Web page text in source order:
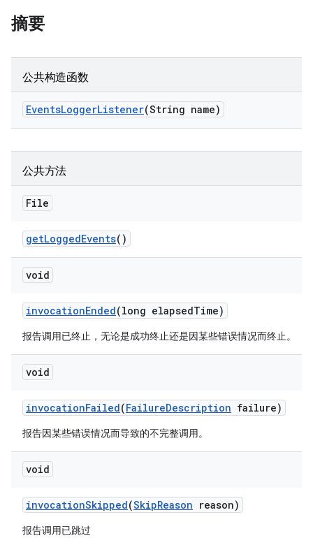
摘要
公共构造函数
EventsLoggerListener(String name)
公共方法
File
getLoggedEvents()
void
invocationEnded(long elapsedTime)
报告调用已终止，无论是成功终止还是因某些错误情况而终止。
void
invocationFailed(FailureDescription failure)
报告因某些错误情况而导致的不完整调用。
void
invocationSkipped(SkipReason reason)
报告调用已跳过